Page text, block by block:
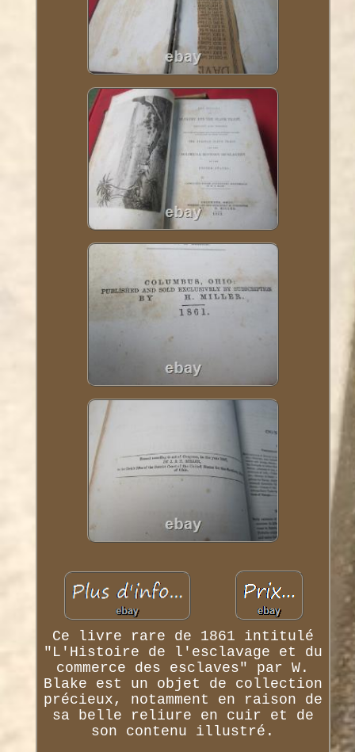
Ce livre rare de 1861 intitulé
"L'Histoire de l'esclavage et du
commerce des esclaves" par W.
Blake est un objet de collection
précieux, notamment en raison de
sa belle reliure en cuir et de
son contenu illustré.